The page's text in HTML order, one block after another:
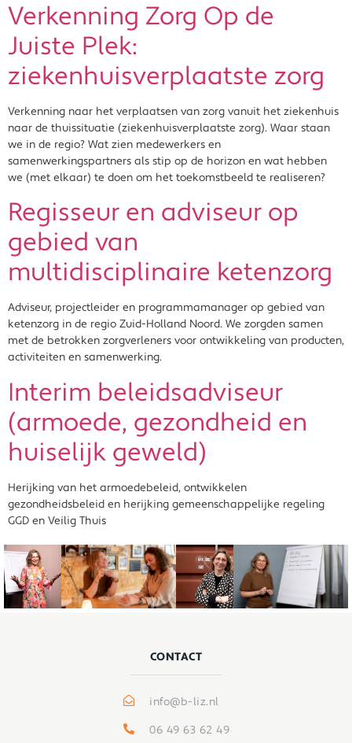
Verkenning Zorg Op de
Juiste Plek:
ziekenhuisverplaatste zorg
Verkenning naar het verplaatsen van zorg vanuit het ziekenhuis
naar de thuissituatie (ziekenhuisverplaatste zorg). Waar staan
we in de regio? Wat zien medewerkers en
samenwerkingspartners als stip op de horizon en wat hebben
we (met elkaar) te doen om het toekomstbeeld te realiseren?
Regisseur en adviseur op
gebied van
multidisciplinaire ketenzorg
Adviseur, projectleider en programmamanager op gebied van
ketenzorg in de regio Zuid-Holland Noord. We zorgden samen
met de betrokken zorgverleners voor ontwikkeling van producten,
activiteiten en samenwerking.
Interim beleidsadviseur
(armoede, gezondheid en
huiselijk geweld)
Herijking van het armoedebeleid, ontwikkelen
gezondheidsbeleid en herijking gemeenschappelijke regeling
GGD en Veilig Thuis
CONTACT
info@b-liz.nl
06 49 63 62 49